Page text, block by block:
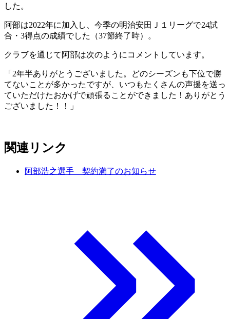
した。
阿部は2022年に加入し、今季の明治安田Ｊ１リーグで24試
合・3得点の成績でした（37節終了時）。
クラブを通じて阿部は次のようにコメントしています。
「2年半ありがとうございました。どのシーズンも下位で勝
てないことが多かったですが、いつもたくさんの声援を送っ
ていただけたおかげで頑張ることができました！ありがとう
ございました！！」
関連リンク
阿部浩之選手 契約満了のお知らせ